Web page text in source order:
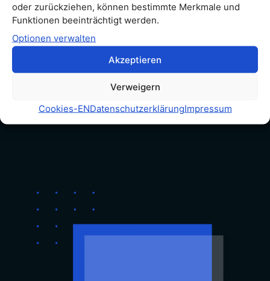
oder zurückziehen, können bestimmte Merkmale und
Funktionen beeinträchtigt werden.
Optionen verwalten
Akzeptieren
Verweigern
Cookies​-ENDatenschutzerklärungImpressum